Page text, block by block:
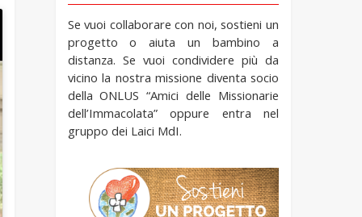
Se vuoi collaborare con noi, sostieni un
progetto o aiuta un bambino a
distanza. Se vuoi condividere più da
vicino la nostra missione diventa socio
della ONLUS “Amici delle Missionarie
dell’Immacolata” oppure entra nel
gruppo dei Laici MdI.